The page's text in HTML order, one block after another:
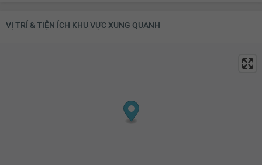
VỊ TRÍ & TIỆN ÍCH KHU VỰC XUNG QUANH